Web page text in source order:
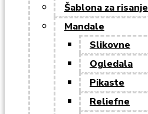
Šablona za risanje
Mandale
Slikovne
Ogledala
Pikaste
Reliefne